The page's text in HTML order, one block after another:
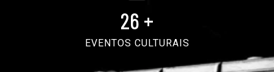
26 +
EVENTOS CULTURAIS